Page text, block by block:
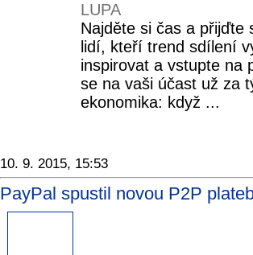
LUPA
Najděte si čas a přijďte
lidí, kteří trend sdílení
inspirovat a vstupte na
se na vaši účast už za
ekonomika: když ...
10. 9. 2015, 15:53
PayPal spustil novou P2P